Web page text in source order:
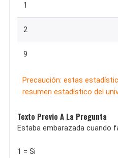
1
2
9
Precaución: estas
resumen estadístico del
Texto Previo A La Pregunta
Estaba embarazada cuando
1 = Si